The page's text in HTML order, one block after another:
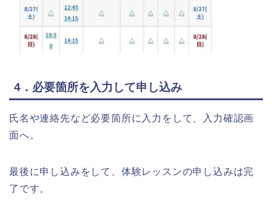
4．必要箇所を入力して申し込み
氏名や連絡先など必要箇所に入力をして、入力確認画
面へ。
最後に申し込みをして、体験レッスンの申し込みは完
了です。